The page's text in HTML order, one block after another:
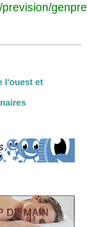
l'ouest et